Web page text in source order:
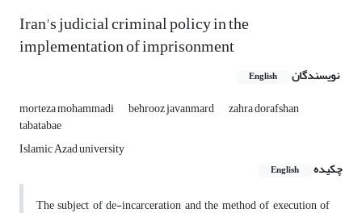
Iran's judicial criminal policy in the
implementation of imprisonment
نویسندگان English
morteza mohammadi behrooz javanmard zahra dorafshan
tabatabae
Islamic Azad university
چکیده
English
The subject of de-incarceration and the method of execution of